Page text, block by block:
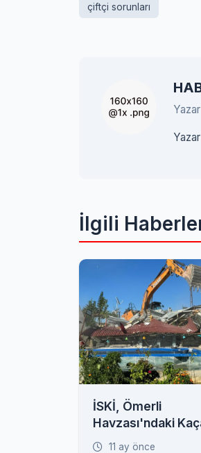
çiftçi sorunları
Yazar
İlgili
İSKİ, Ömerli
Havzası'ndaki
Yapılara Geçit
11 ay önce